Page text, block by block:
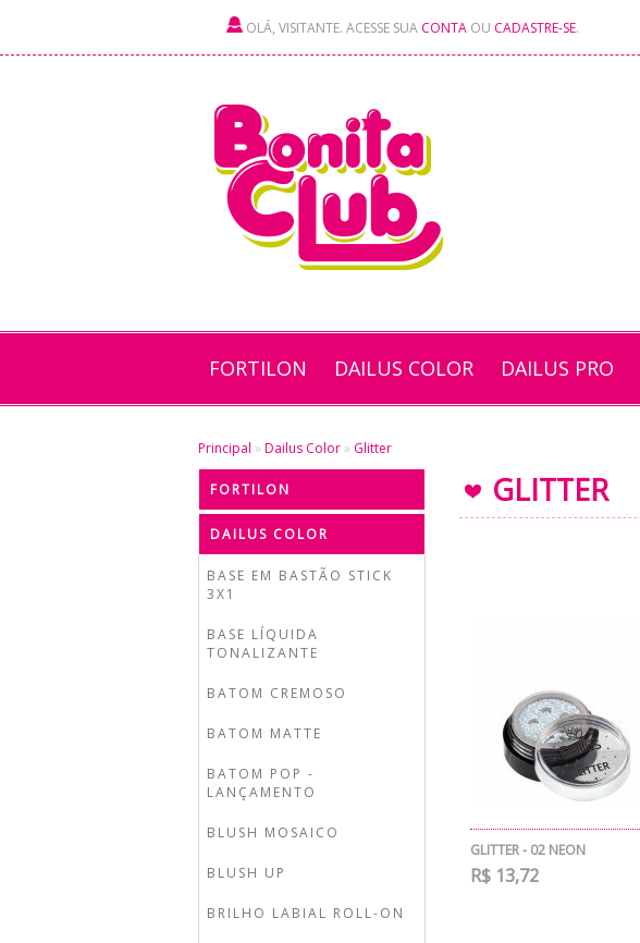
OLÁ, VISITANTE. ACESSE SUA CONTA OU CADASTRE-SE.
FORTILON DAILUS COLOR DAILUS PRO
Principal » Dailus Color » Glitter
FORTILON
DAILUS COLOR
BASE EM BASTÃO STICK
3X1
BASE LÍQUIDA
TONALIZANTE
BATOM CREMOSO
BATOM MATTE
BATOM POP -
LANÇAMENTO
BLUSH MOSAICO
BLUSH UP
BRILHO LABIAL ROLL-ON
GLITTER
GLITTER - 02 NEON
R$ 13,72